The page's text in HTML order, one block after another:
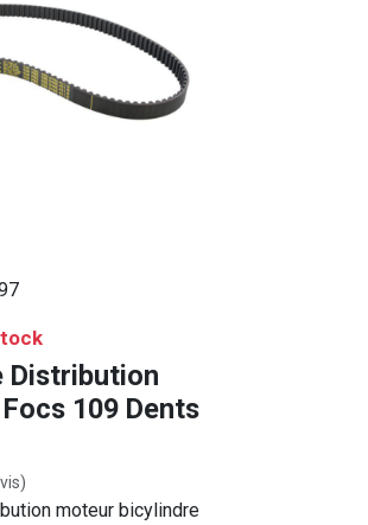
Distribution
109 Dents
moteur bicylindre